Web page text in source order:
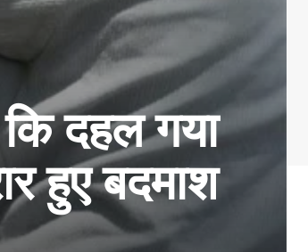
दहल गया
हुए बदमाश